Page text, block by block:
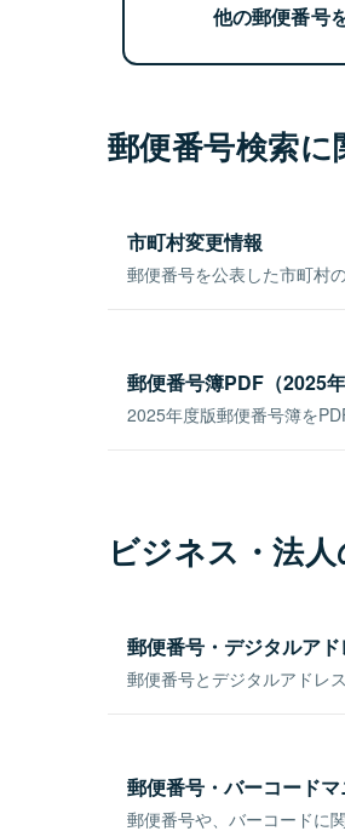
他の郵便番号
郵便番号検索に
市町村変更情報
郵便番号を公表した市町村
郵便番号簿PDF（2025年
2025年度版郵便番号簿を
ビジネス・法
郵便番号・デジタルア
郵便番号とデジタルアドレ
郵便番号・バーコード
郵便番号や、バーコードに